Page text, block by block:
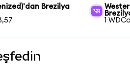
Brezilya
1